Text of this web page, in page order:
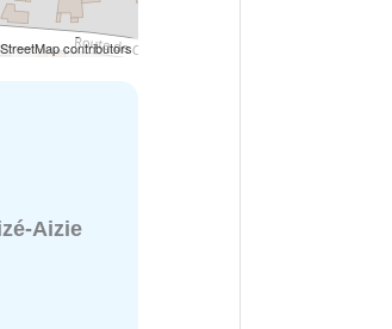
contributors
Aizie